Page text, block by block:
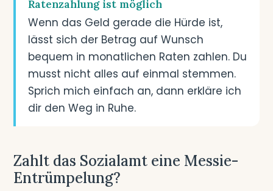
Ratenzahlung ist möglich
Wenn das Geld gerade die Hürde ist,
lässt sich der Betrag auf Wunsch
bequem in monatlichen Raten zahlen. Du
musst nicht alles auf einmal stemmen.
Sprich mich einfach an, dann erkläre ich
dir den Weg in Ruhe.
Zahlt das Sozialamt eine Messie-
Entrümpelung?